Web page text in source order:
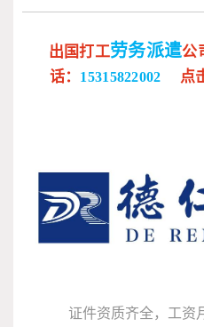
出国打工劳务派遣公
话： 15315822002 点
证件资质齐全，工资